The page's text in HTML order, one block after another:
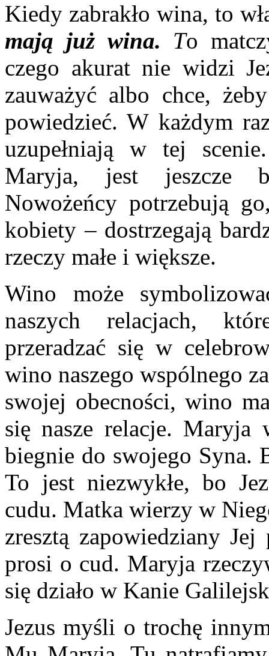
Kiedy zabrakło wina, to
mają już wina. To
czego akurat nie widzi
zauważyć albo chce,
powiedzieć. W każdym
uzupełniają w tej
Maryja, jest jeszcze
Nowożeńcy potrzebują
kobiety – dostrzegają
rzeczy małe i większe.
Wino może
naszych relacjach,
przeradzać się w
wino naszego wspólnego
swojej obecności, wino
się nasze relacje.
biegnie do swojego Syna.
To jest niezwykłe, bo
cudu. Matka wierzy w
zresztą zapowiedziany
prosi o cud. Maryja
się działo w Kanie
Jezus myśli o trochę